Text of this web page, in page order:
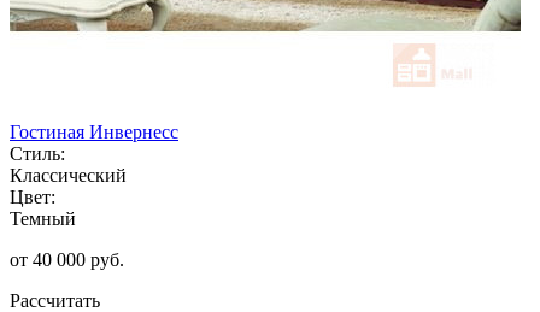
Гостиная Инвернесс
Стиль:
Классический
Цвет:
Темный
от 40 000 руб.
Рассчитать